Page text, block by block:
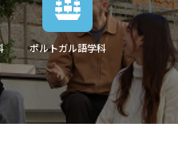
ポルトガル語学科